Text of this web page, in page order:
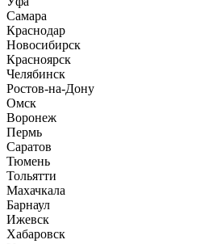
Самара
Краснодар
Новосибирск
Красноярск
Челябинск
Ростов-на-Дону
Омск
Воронеж
Пермь
Саратов
Тюмень
Тольятти
Махачкала
Барнаул
Ижевск
Хабаровск